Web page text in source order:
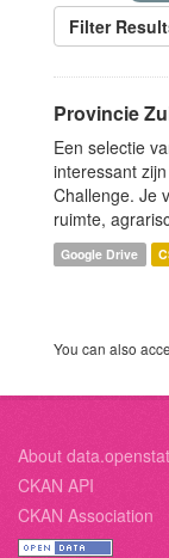
Filter
Provincie
Een selectie
interessant
Challenge. Je
ruimte,
Google Drive
You can also
About
CKAN API
CKAN Association